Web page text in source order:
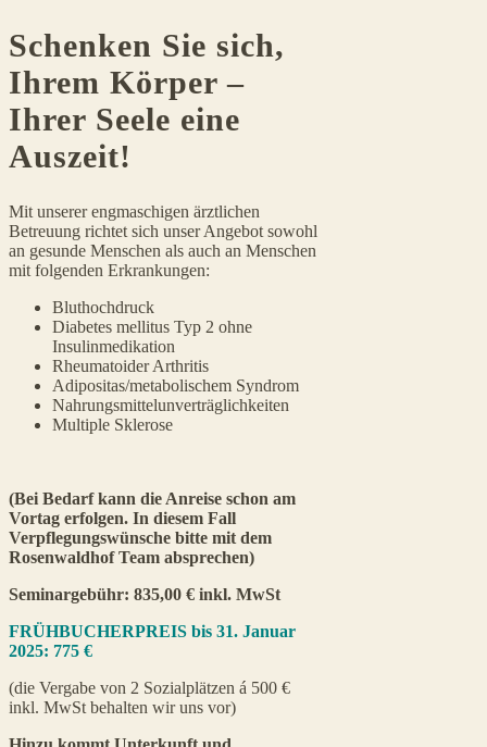
Schenken Sie sich,
Ihrem Körper –
Ihrer Seele eine
Auszeit!
Mit unserer engmaschigen ärztlichen
Betreuung richtet sich unser Angebot sowohl
an gesunde Menschen als auch an Menschen
mit folgenden Erkrankungen:
Bluthochdruck
Diabetes mellitus Typ 2 ohne
Insulinmedikation
Rheumatoider Arthritis
Adipositas/metabolischem Syndrom
Nahrungsmittelunverträglichkeiten
Multiple Sklerose
(Bei Bedarf kann die Anreise schon am
Vortag erfolgen. In diesem Fall
Verpflegungswünsche bitte mit dem
Rosenwaldhof Team absprechen)
Seminargebühr: 835,00 € inkl. MwSt
FRÜHBUCHERPREIS bis 31. Januar
2025: 775 €
(die Vergabe von 2 Sozialplätzen á 500 €
inkl. MwSt behalten wir uns vor)